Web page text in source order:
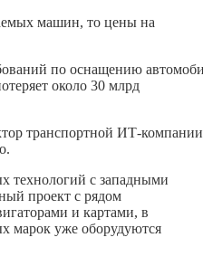
машин, то цены на
по оснащению
около 30 млрд
транспортной ИТ-компании
технологий с западными
проект с рядом
и картами, в
марок уже оборудуются